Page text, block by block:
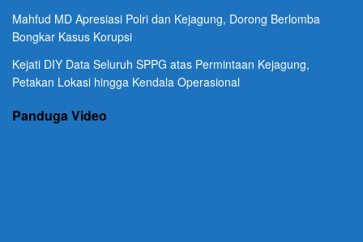
Mahfud MD Apresiasi Polri dan Kejagung, Dorong Berlomba
Bongkar Kasus Korupsi
Kejati DIY Data Seluruh SPPG atas Permintaan Kejagung,
Petakan Lokasi hingga Kendala Operasional
Panduga Video